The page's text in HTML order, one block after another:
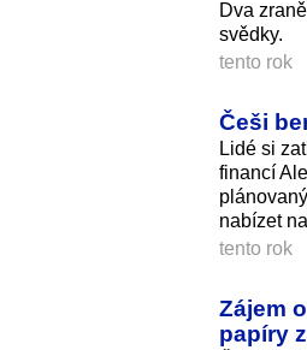
Dva
svědky.
tento rok
Češi
Lidé si
financí
nabízet
tento rok
Zájem
papíry